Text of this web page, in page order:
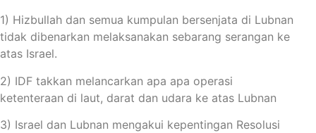
1) Hizbullah dan semua kumpulan bersenjata di Lubnan
tidak dibenarkan melaksanakan sebarang serangan ke
atas Israel.
2) IDF takkan melancarkan apa apa operasi
ketenteraan di laut, darat dan udara ke atas Lubnan
3) Israel dan Lubnan mengakui kepentingan Resolusi